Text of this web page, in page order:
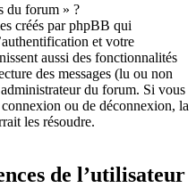
du forum » ?
créés par phpBB qui
et votre
aussi des fonctionnalités
des messages (lu ou non
du forum. Si vous
ou de déconnexion, la
les résoudre.
de l’utilisateur